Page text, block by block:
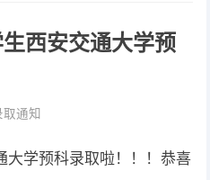
西安交通大学预
取通知
大学预科录取啦！！！恭喜